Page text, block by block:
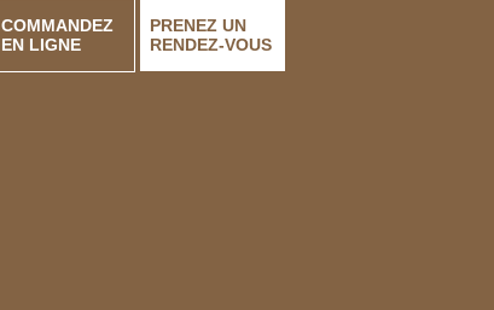
COMMANDEZ
EN LIGNE
PRENEZ UN
RENDEZ-VOUS